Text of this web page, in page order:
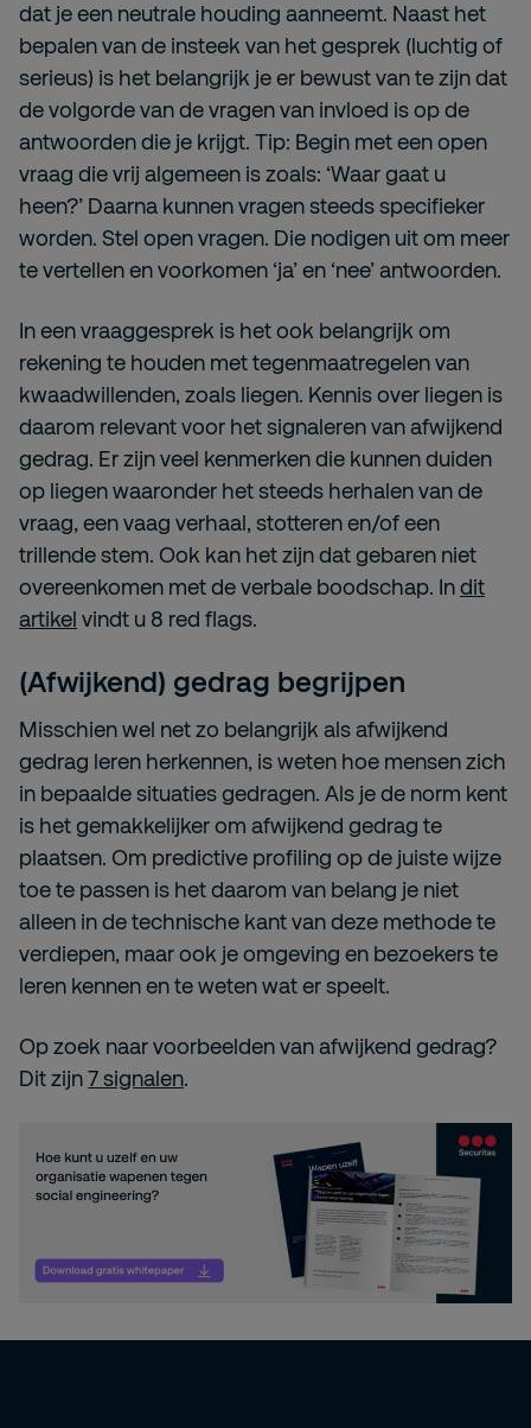
dat je een neutrale houding aanneemt. Naast het
bepalen van de insteek van het gesprek (luchtig of
serieus) is het belangrijk je er bewust van te zijn dat
de volgorde van de vragen van invloed is op de
antwoorden die je krijgt. Tip: Begin met een open
vraag die vrij algemeen is zoals: ‘Waar gaat u
heen?’ Daarna kunnen vragen steeds specifieker
worden. Stel open vragen. Die nodigen uit om meer
te vertellen en voorkomen ‘ja’ en ‘nee’ antwoorden.
In een vraaggesprek is het ook belangrijk om
rekening te houden met tegenmaatregelen van
kwaadwillenden, zoals liegen. Kennis over liegen is
daarom relevant voor het signaleren van afwijkend
gedrag. Er zijn veel kenmerken die kunnen duiden
op liegen waaronder het steeds herhalen van de
vraag, een vaag verhaal, stotteren en/of een
trillende stem. Ook kan het zijn dat gebaren niet
overeenkomen met de verbale boodschap. Indit
artikel vindt u 8 red flags.
(Afwijkend) gedrag begrijpen
Misschien wel net zo belangrijk als afwijkend
gedrag leren herkennen, is weten hoe mensen zich
in bepaalde situaties gedragen. Als je de norm kent
is het gemakkelijker om afwijkend gedrag te
plaatsen. Om predictive profiling op de juiste wijze
toe te passen is het daarom van belang je niet
alleen in de technische kant van deze methode te
verdiepen, maar ook je omgeving en bezoekers te
leren kennen en te weten wat er speelt.
Op zoek naar voorbeelden van afwijkend gedrag?
Dit zijn7 signalen.